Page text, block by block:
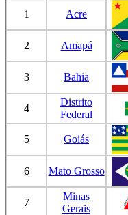
1 Acre
2 Amapá
3 Bahia
4
Distrito
Federal
5 Goiás
6 Mato Grosso
7
Minas
Gerais